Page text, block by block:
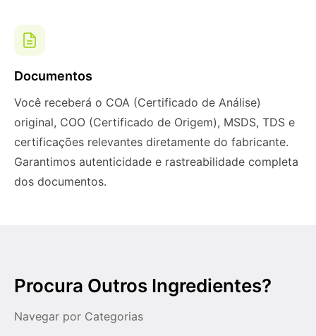
Documentos
Você receberá o COA (Certificado de Análise)
original, COO (Certificado de Origem), MSDS, TDS e
certificações relevantes diretamente do fabricante.
Garantimos autenticidade e rastreabilidade completa
dos documentos.
Procura Outros Ingredientes?
Navegar por Categorias